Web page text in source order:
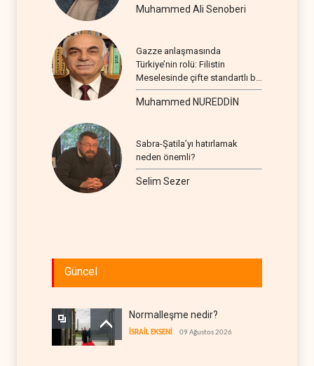
Muhammed Ali Senoberi
Gazze anlaşmasında
Türkiye’nin rolü: Filistin
Meselesinde çifte standartlı bir
seyir
Muhammed NUREDDİN
Sabra-Şatila’yı hatırlamak
neden önemli?
Selim Sezer
Güncel
Normalleşme nedir?
İSRAİL EKSENİ 09 Ağustos 2026